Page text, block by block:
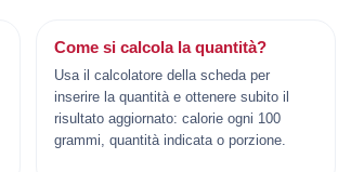
Come si calcola la quantità?
Usa il calcolatore della scheda per
inserire la quantità e ottenere subito il
risultato aggiornato: calorie ogni 100
grammi, quantità indicata o porzione.